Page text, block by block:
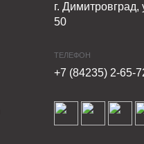
г. Димитровград,
50
ТЕЛЕФОН
+7 (84235) 2-65-